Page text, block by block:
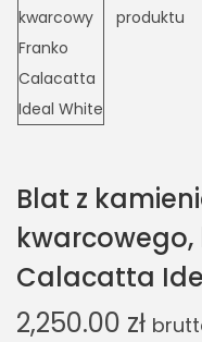
Blat z
kwarcowego,
Calacatta
2,250.00 zł